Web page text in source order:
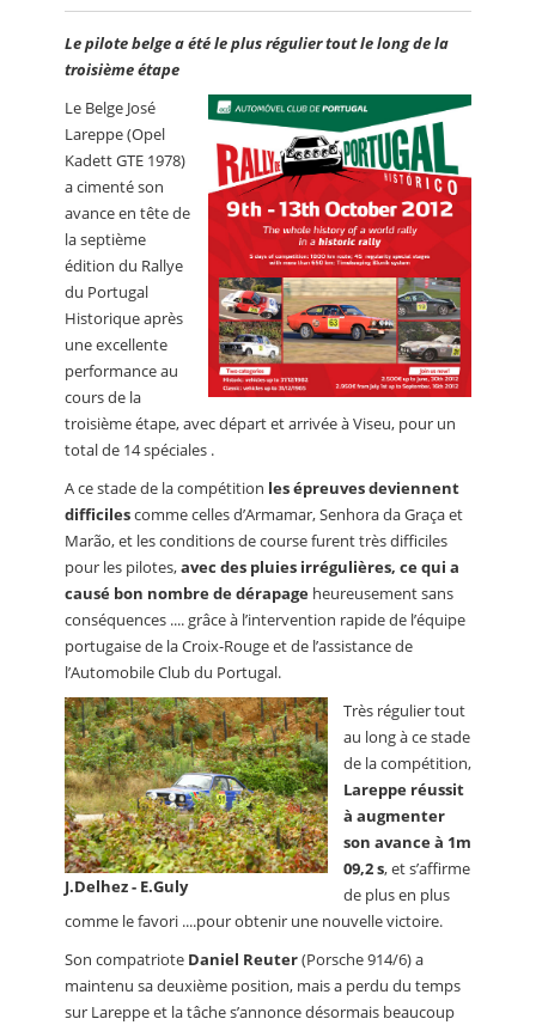
Le pilote belge a été le plus régulier tout le long de la
troisième étape
Le Belge José
Lareppe (Opel
Kadett GTE 1978)
a cimenté son
avance en tête de
la septième
édition du Rallye
du Portugal
Historique après
une excellente
performance au
cours de la
troisième étape, avec départ et arrivée à Viseu, pour un
total de 14 spéciales .
A ce stade de la compétition les épreuves deviennent
difficilescomme celles d’Armamar, Senhora da Graça et
Marão, et les conditions de course furent très difficiles
pour les pilotes,avec des pluies irrégulières, ce qui a
causé bon nombre de dérapage heureusement sans
conséquences .... grâce à l’intervention rapide de l’équipe
portugaise de la Croix-Rouge et de l’assistance de
l’Automobile Club du Portugal.
J.Delhez - E.Guly
Très régulier tout
au long à ce stade
de la compétition,
Lareppe réussit
à augmenter
son avance à 1m
09,2 s, et s’affirme
de plus en plus
comme le favori ....pour obtenir une nouvelle victoire.
Son compatriote Daniel Reuter(Porsche 914/6) a
maintenu sa deuxième position, mais a perdu du temps
sur Lareppe et la tâche s’annonce désormais beaucoup